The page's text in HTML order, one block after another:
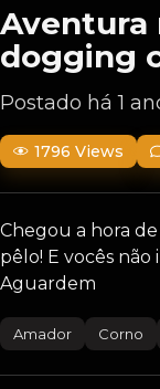
Aventura
dogging
Postado há 1
1796 Views
Chegou a hora
pêlo! E vocês
Aguardem
Amador Corno